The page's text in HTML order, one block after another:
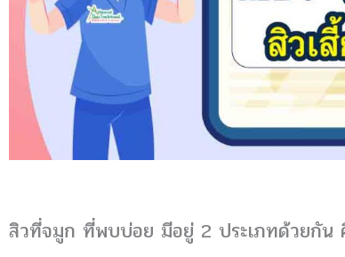
สิวที่จมูก ที่พบบ่อย มีอยู่ 2 ประเภทด้วยกัน